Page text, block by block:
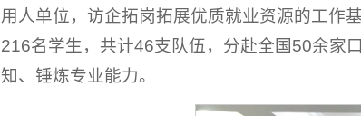
用人单位，访企拓岗拓展优质就业资源的工作
216名学生，共计46支队伍，分赴全国50余家
知、锤炼专业能力。